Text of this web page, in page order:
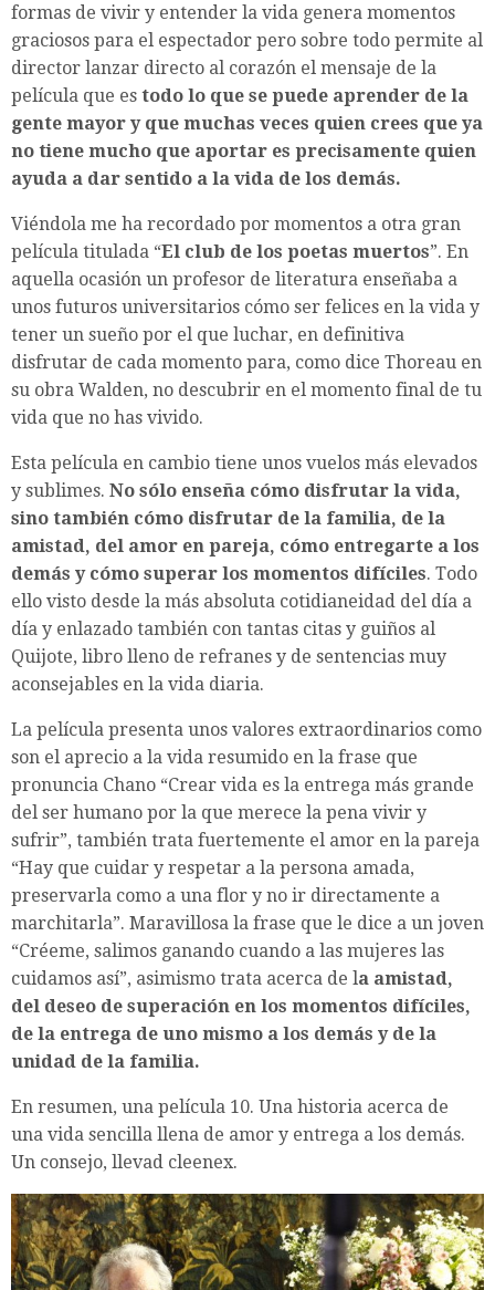
formas de vivir y entender la vida genera momentos
graciosos para el espectador pero sobre todo permite al
director lanzar directo al corazón el mensaje de la
película que es todo lo que se puede aprender de la
gente mayor y que muchas veces quien crees que ya
no tiene mucho que aportar es precisamente quien
ayuda a dar sentido a la vida de los demás.
Viéndola me ha recordado por momentos a otra gran
película titulada “El club de los poetas muertos”. En
aquella ocasión un profesor de literatura enseñaba a
unos futuros universitarios cómo ser felices en la vida y
tener un sueño por el que luchar, en definitiva
disfrutar de cada momento para, como dice Thoreau en
su obra Walden, no descubrir en el momento final de tu
vida que no has vivido.
Esta película en cambio tiene unos vuelos más elevados
y sublimes. No sólo enseña cómo disfrutar la vida,
sino también cómo disfrutar de la familia, de la
amistad, del amor en pareja, cómo entregarte a los
demás y cómo superar los momentos difíciles. Todo
ello visto desde la más absoluta cotidianeidad del día a
día y enlazado también con tantas citas y guiños al
Quijote, libro lleno de refranes y de sentencias muy
aconsejables en la vida diaria.
La película presenta unos valores extraordinarios como
son el aprecio a la vida resumido en la frase que
pronuncia Chano “Crear vida es la entrega más grande
del ser humano por la que merece la pena vivir y
sufrir”, también trata fuertemente el amor en la pareja
“Hay que cuidar y respetar a la persona amada,
preservarla como a una flor y no ir directamente a
marchitarla”. Maravillosa la frase que le dice a un joven
“Créeme, salimos ganando cuando a las mujeres las
cuidamos así”, asimismo trata acerca de la amistad,
del deseo de superación en los momentos difíciles,
de la entrega de uno mismo a los demás y de la
unidad de la familia.
En resumen, una película 10. Una historia acerca de
una vida sencilla llena de amor y entrega a los demás.
Un consejo, llevad cleenex.